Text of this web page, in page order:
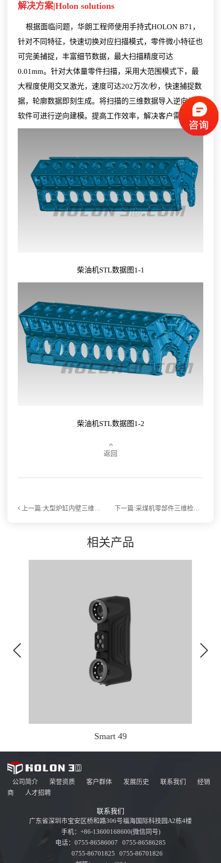
解决方案|Holon solutions
根据面临问题，华朗工程师使用手持式HOLON B71，
针对不同特征，快速切换对应扫描模式，零件微小特征也
可完美捕捉，丰富细节数据，最大扫描精度可达
0.01mm。针对大体量零件扫描，采用大范围模式下，最
大程度使用交叉激光，速度可达202万次/秒，快速捕捉数
据，轮廓数据即刻生成。将扫描的三维数据导入逆向设计
软件可进行逆向建模。提高工作效率，解决客户需求。
柴油机STL数据图1-1
柴油机STL数据图1-2
返回
上一篇:大型炉缸内壁三维检测 下一篇:采煤机零部件三维检测
相关产品
Smart 49
公司简介 荣誉资质 客户群体 发展历史 联系我们
经销
商
人才招聘
联系我们
广东省深圳市宝安区桥和路306号福海国际科技园A2栋4楼
手机：+86-13600168600(微信同号)
电话：0755-86586007 0755-86586285
0755-86701825 0755-86701826